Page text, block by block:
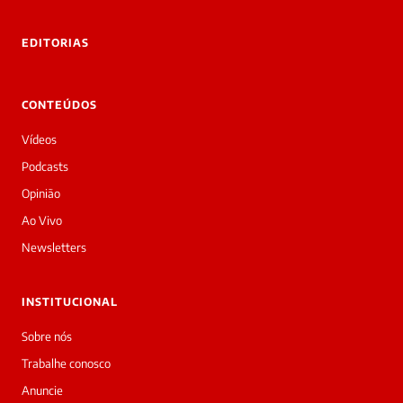
Boa
Sou
a
daqui
do
Prime.
Luiza
Martins
acabou
de
EDITORIAS
CONTEÚDOS
Vídeos
Podcasts
Opinião
Ao Vivo
Newsletters
INSTITUCIONAL
Sobre nós
Trabalhe conosco
Anuncie